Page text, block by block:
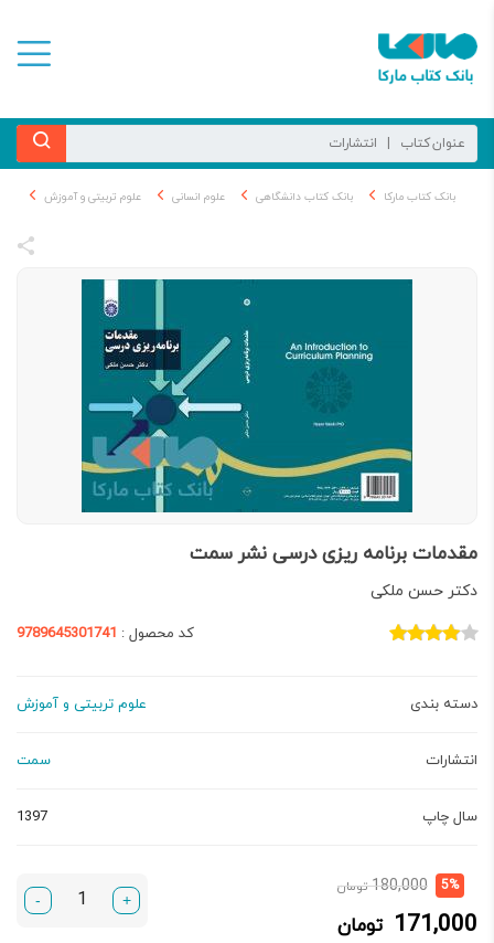
بانک کتاب مارکا بانک کتاب دانشگاهی علوم انسانی علوم تربیتی و آموزش
مقدمات برنامه‌ ریزی درسی نشر سمت
دكتر حسن ملكی
کد محصول : 9789645301741
دسته بندی علوم تربیتی و آموزش
انتشارات سمت
سال چاپ 1397
5%
180,000 تومانقیمت
171,000 تومان
قیمت
171,000 تومان.
+
-